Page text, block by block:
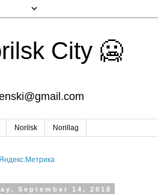
City 🥶
Norilsk Norillag
September 14, 2018